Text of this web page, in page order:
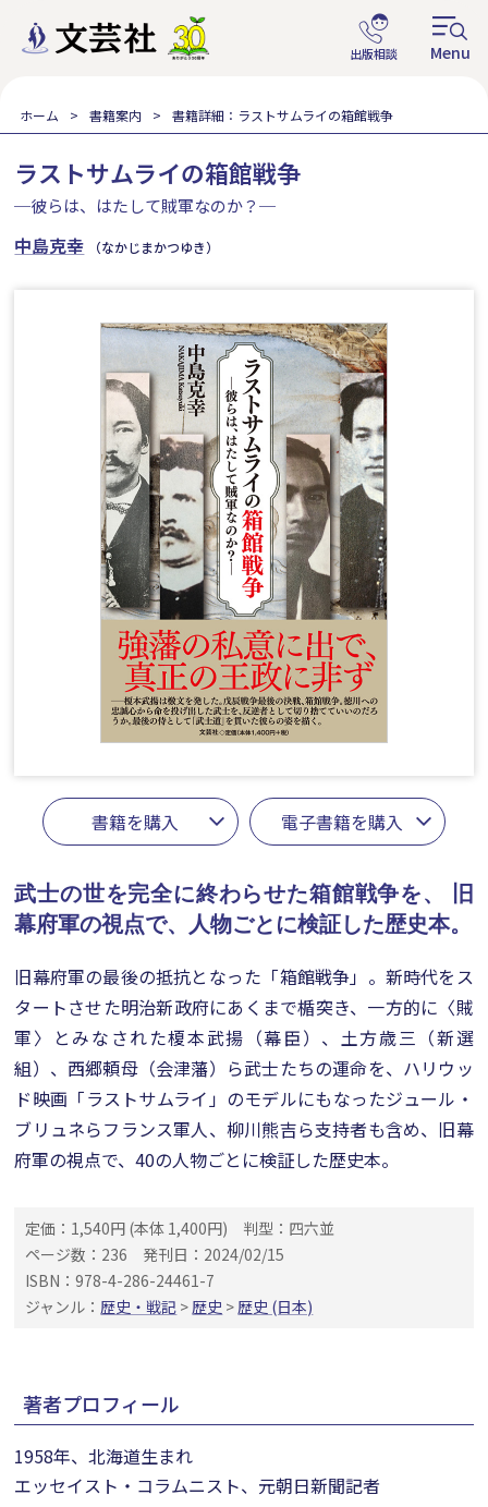
ホーム 書籍案内 書籍詳細：ラストサムライの箱館戦争
ラストサムライの箱館戦争
─彼らは、はたして賊軍なのか？─
中島克幸 （なかじまかつゆき）
書籍を購入 電子書籍を購入
武士の世を完全に終わらせた箱館戦争を、
旧
幕府軍の視点で、人物ごとに検証した歴史本。
旧幕府軍の最後の抵抗となった「箱館戦争」。新時代をス
タートさせた明治新政府にあくまで楯突き、一方的に〈賊
軍〉とみなされた榎本武揚（幕臣）、土方歳三（新選
組）、西郷頼母（会津藩）ら武士たちの運命を、ハリウッ
ド映画「ラストサムライ」のモデルにもなったジュール・
ブリュネらフランス軍人、柳川熊吉ら支持者も含め、旧幕
府軍の視点で、40の人物ごとに検証した歴史本。
定価：1,540円 (本体 1,400円)
判型：四六並
ページ数：236
発刊日：2024/02/15
ISBN：978-4-286-24461-7
ジャンル：歴史・戦記 >歴史 >歴史 (日本)
著者プロフィール
1958年、北海道生まれ
エッセイスト・コラムニスト、元朝日新聞記者